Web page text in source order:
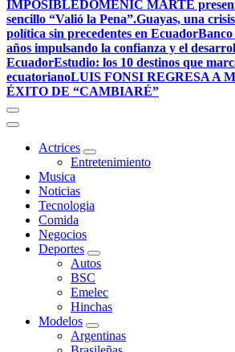
IMPOSIBLEDOMENIC MARTE
sencillo “Valió la Pena”.Guayas, una
política sin precedentes en Ecuador
años impulsando la confianza y el
EcuadorEstudio: los 10 destinos que
ecuatorianoLUIS FONSI REGRESA A
ÉXITO DE “CAMBIARÉ”
Actrices
Entretenimiento
Musica
Noticias
Tecnologia
Comida
Negocios
Deportes
Autos
BSC
Emelec
Hinchas
Modelos
Argentinas